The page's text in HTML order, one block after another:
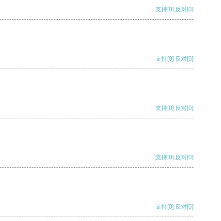
支持[0] 反对[0]
支持[0] 反对[0]
支持[0] 反对[0]
支持[0] 反对[0]
支持[0] 反对[0]